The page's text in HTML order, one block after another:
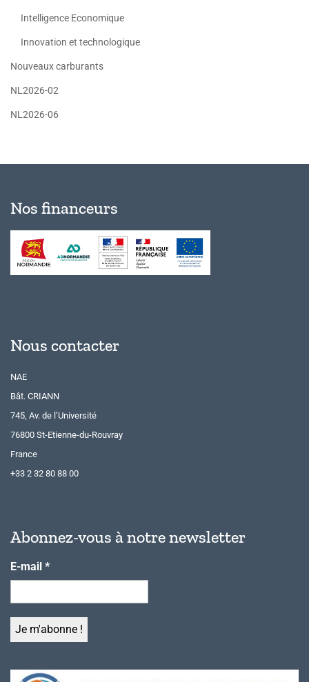
Intelligence Economique
Innovation et technologique
Nouveaux carburants
NL2026-02
NL2026-06
Nos financeurs
Nous contacter
NAE
Bât. CRIANN
745, Av. de l’Université
76800 St-Etienne-du-Rouvray
France
+33 2 32 80 88 00
Abonnez-vous à notre newsletter
E-mail *